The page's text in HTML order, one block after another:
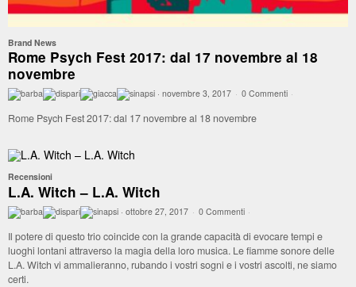
Brand News
Rome Psych Fest 2017: dal 17 novembre al 18
novembre
· novembre 3, 2017 · 0 Commenti ·
Rome Psych Fest 2017: dal 17 novembre al 18 novembre
Recensioni
L.A. Witch – L.A. Witch
· ottobre 27, 2017 · 0 Commenti ·
Il potere di questo trio coincide con la grande capacità di evocare tempi e
luoghi lontani attraverso la magia della loro musica. Le fiamme sonore delle
L.A. Witch vi ammalieranno, rubando i vostri sogni e i vostri ascolti, ne siamo
certi.